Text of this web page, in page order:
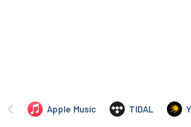
Apple Music TIDAL